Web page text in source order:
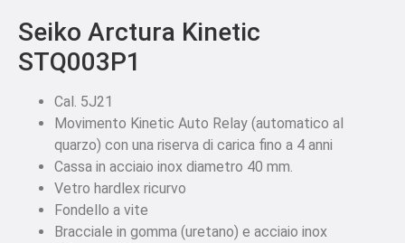
Seiko Arctura Kinetic
STQ003P1
Cal. 5J21
Movimento Kinetic Auto Relay (automatico al
quarzo) con una riserva di carica fino a 4 anni
Cassa in acciaio inox diametro 40 mm.
Vetro hardlex ricurvo
Fondello a vite
Bracciale in gomma (uretano) e acciaio inox